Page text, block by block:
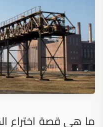
ما هي قصة اختراع